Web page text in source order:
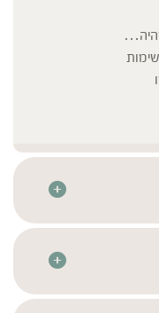
איכות וריכוז רכיבי
בהתאם לתקנים